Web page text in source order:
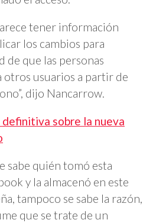
tener información
los cambios para
de que las personas
usuarios a partir de
dijo Nancarrow.
sobre la nueva
sabe quién tomó esta
y la almacenó en este
tampoco se sabe la razón,
que se trate de un